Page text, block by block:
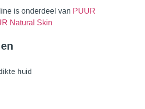
is onderdeel van PUUR
Natural Skin
huid